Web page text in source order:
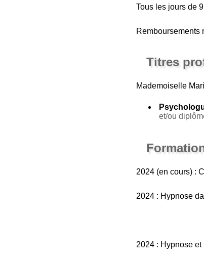
Tous les jours de
Remboursements
Titres
Mademoiselle
et/ou
2024 (en cours) :
2024 : Hypnose
2024 : Hypnose